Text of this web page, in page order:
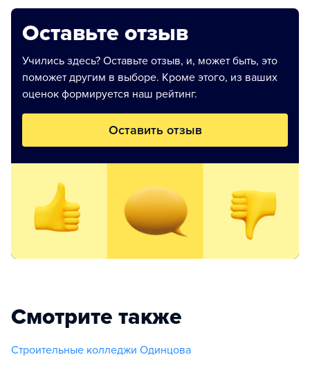
Оставьте отзыв
Учились здесь? Оставьте отзыв, и, может быть, это
поможет другим в выборе. Кроме этого, из ваших
оценок формируется наш рейтинг.
Оставить отзыв
Смотрите также
Строительные колледжи Одинцова